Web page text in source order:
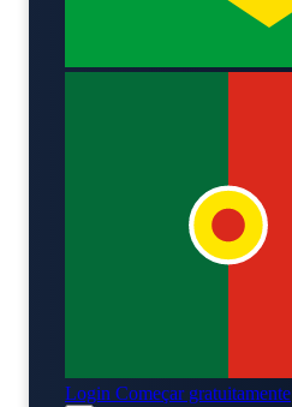
Login Começar gratuitamente